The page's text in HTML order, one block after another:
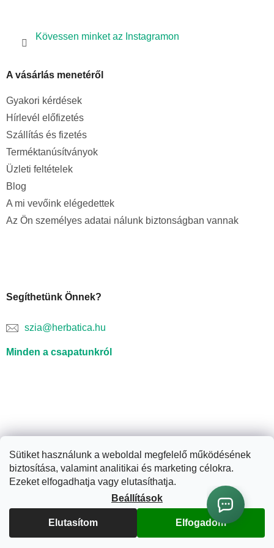
Sütiket használunk a weboldal megfelelő működésének
biztosítása, valamint analitikai és marketing célokra.
Ezeket elfogadhatja vagy elutasíthatja.
Beállítások
Elutasítom Elfogadom
Kövessen minket az Instagramon
A vásárlás menetéről
Gyakori kérdések
Hírlevél előfizetés
Szállítás és fizetés
Terméktanúsítványok
Üzleti feltételek
Blog
A mi vevőink elégedettek
Az Ön személyes adatai nálunk biztonságban vannak
Segíthetünk Önnek?
szia@herbatica.hu
Minden a csapatunkról
Shoptet készítette
Copyright 2026Herbatica.hu. Minden jog fenntartva.Süti
beállítások szerkesztése